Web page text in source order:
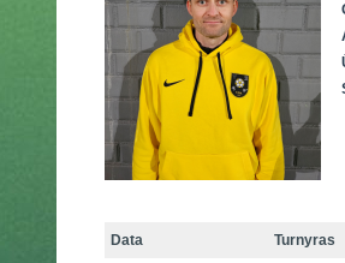
Data Turnyras